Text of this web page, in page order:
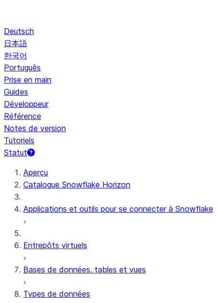
Deutsch
日本語
한국어
Português
Prise en main
Guides
Développeur
Référence
Notes de version
Tutoriels
Statut
Aperçu
Catalogue Snowflake Horizon
Applications et outils pour se connecter à Snowflake
Entrepôts virtuels
Bases de données, tables et vues
Types de données